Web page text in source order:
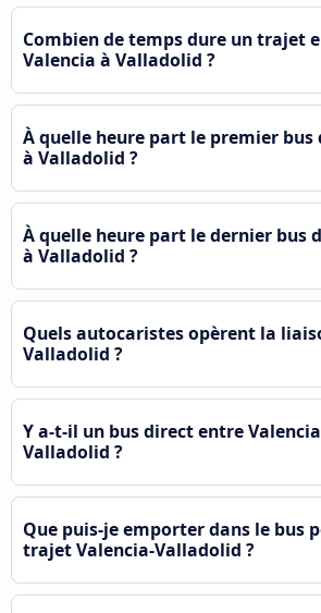
Combien de temps dure un trajet
Valencia à Valladolid ?
À quelle heure part le premier bus
à Valladolid ?
À quelle heure part le dernier bus
à Valladolid ?
Quels autocaristes opèrent la
Valladolid ?
Y a-t-il un bus direct entre
Valladolid ?
Que puis-je emporter dans le bus
trajet Valencia-Valladolid ?